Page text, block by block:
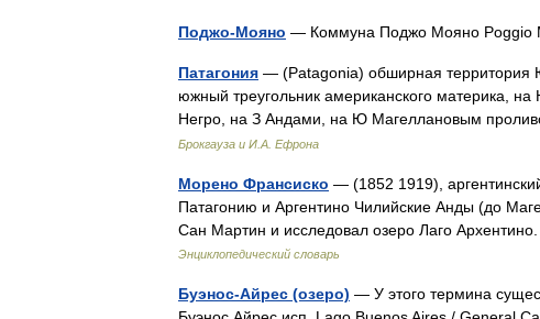
Поджо-Мояно — Коммуна Поджо Мояно Poggio
Патагония — (Patagonia) обширная территория
южный треугольник американского материка,
Негро, на З Андами, на Ю Магеллановым
Брокгауза и И.А. Ефрона
Морено Франсиско — (1852 1919),
Патагонию и Аргентино Чилийские Анды (до
Сан Мартин и исследовал озеро Лаго
Энциклопедический словарь
Буэнос-Айрес (озеро) — У этого термина